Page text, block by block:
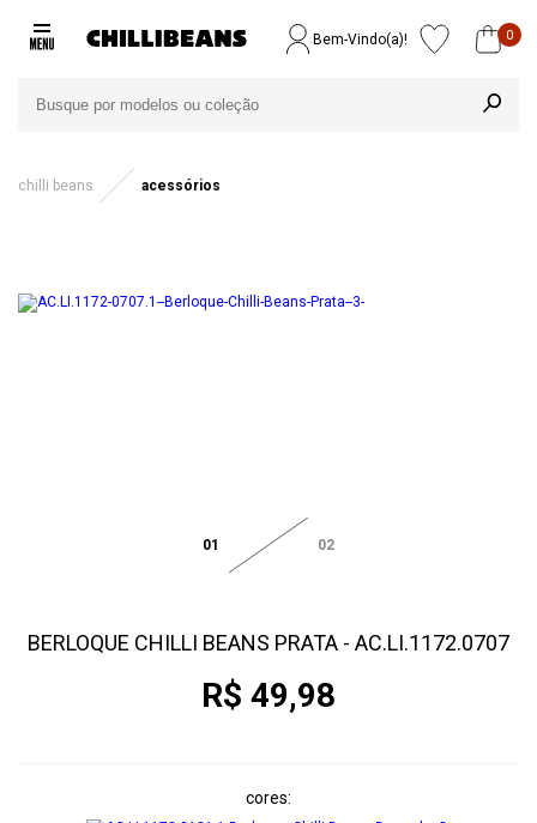
Bem-Vindo(a)! 0
chilli beans acessórios
01 02
BERLOQUE CHILLI BEANS PRATA - AC.LI.1172.0707
R$ 49,98
cores